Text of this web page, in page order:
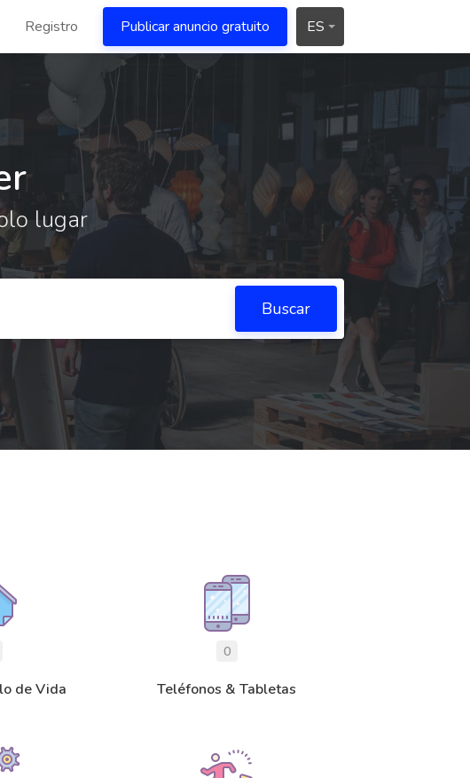
Registro Publicar anuncio gratuito ES
lugar
Buscar
de Vida
0
Teléfonos & Tabletas